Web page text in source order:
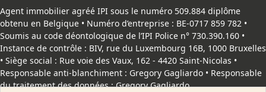
Agent immobilier agréé IPI sous le numéro 509.884 diplôme
obtenu en Belgique • Numéro d’entreprise : BE-0717 859 782 •
Soumis au code déontologique de l’IPI Police n° 730.390.160 •
Instance de contrôle : BIV, rue du Luxembourg 16B, 1000 Bruxelles
• Siège social : Rue voie des Vaux, 162 - 4420 Saint-Nicolas •
Responsable anti-blanchiment : Gregory Gagliardo • Responsable
du traitement des données : Gregory Gagliardo